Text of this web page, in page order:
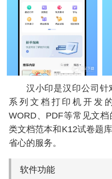
汉小印是汉印公司
系列文档打印机开发
WORD、PDF等常见文
类文档范本和K12试卷题
省心的服务。
软件功能